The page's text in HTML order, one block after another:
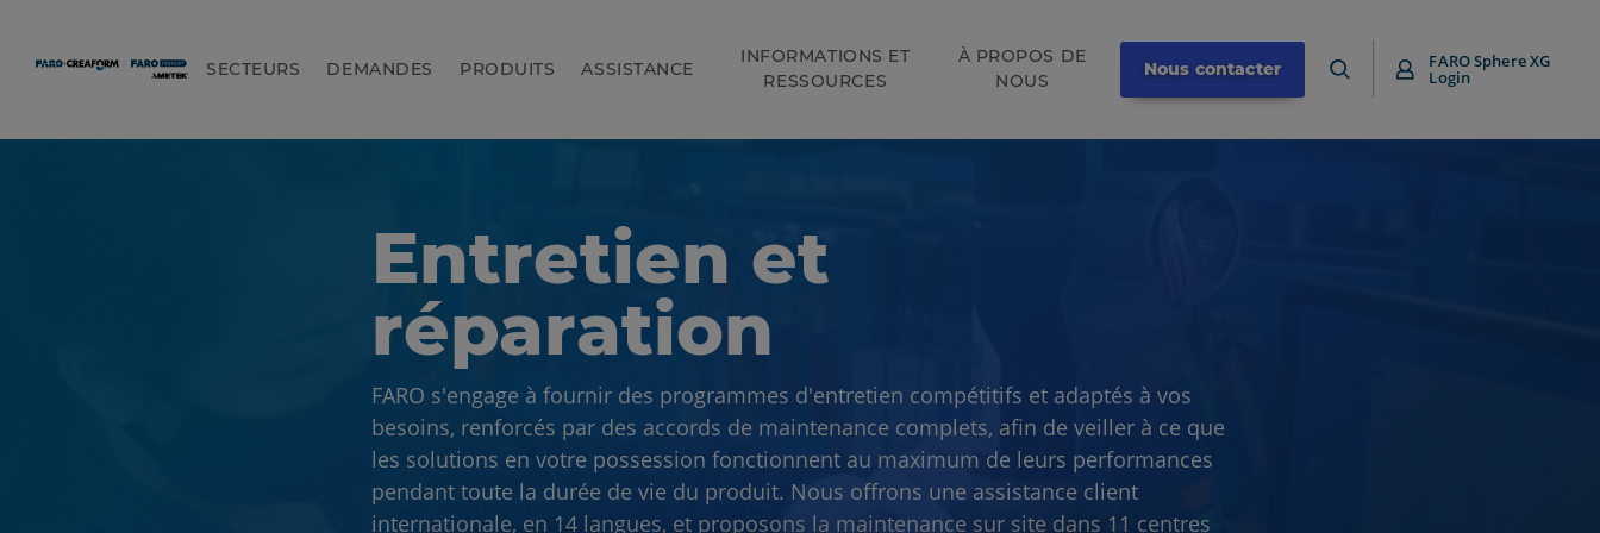
SECTEURS DEMANDES PRODUITS ASSISTANCE
INFORMATIONS ET
RESSOURCES
À PROPOS DE
NOUS
Nous contacter FARO Sphere XG
Login
Entretien et
réparation
FARO s'engage à fournir des programmes d'entretien compétitifs et adaptés à vos
besoins, renforcés par des accords de maintenance complets, afin de veiller à ce que
les solutions en votre possession fonctionnent au maximum de leurs performances
pendant toute la durée de vie du produit. Nous offrons une assistance client
internationale, en 14 langues, et proposons la maintenance sur site dans 11 centres